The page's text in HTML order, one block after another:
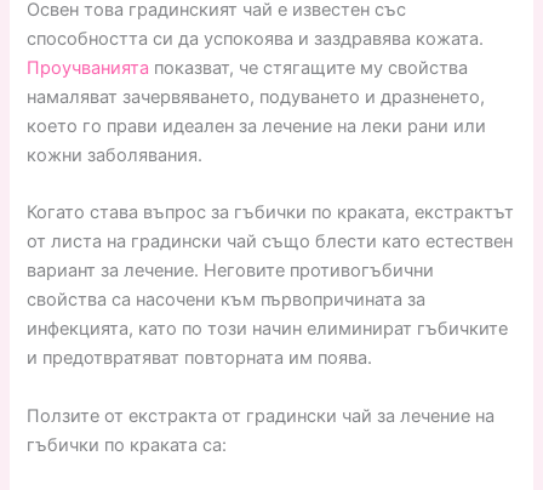
Освен това градинският чай е известен със
способността си да успокоява и заздравява кожата.
Проучванията показват, че стягащите му свойства
намаляват зачервяването, подуването и дразненето,
което го прави идеален за лечение на леки рани или
кожни заболявания.
Когато става въпрос за гъбички по краката, екстрактът
от листа на градински чай също блести като естествен
вариант за лечение. Неговите противогъбични
свойства са насочени към първопричината за
инфекцията, като по този начин елиминират гъбичките
и предотвратяват повторната им поява.
Ползите от екстракта от градински чай за лечение на
гъбички по краката са: